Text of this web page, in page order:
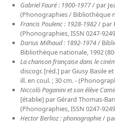
Gabriel Fauré : 1900-1977/ par
(Phonographies / Bibliothèque
Francis Poulenc : 1928-1982/ par
(Phonographies, ISSN 0247-
Darius Milhaud : 1892-1974/
Bibliothèque nationale, 1992
La chanson française dans le
discogr. [réd.] par Giusy Basile
ill. en coul. ; 30 cm. -
Niccolò Paganini et son élève
[établie] par Gérard Thomas-
(Phonographies, ISSN 0247-
Hector Berlioz : phonographie/